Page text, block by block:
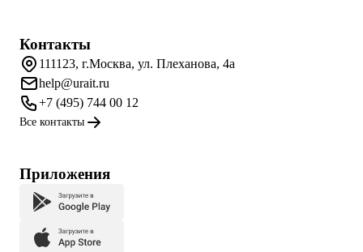
Контакты
111123, г.Москва, ул. Плеханова, 4а
help@urait.ru
+7 (495) 744 00 12
Все контакты
Приложения